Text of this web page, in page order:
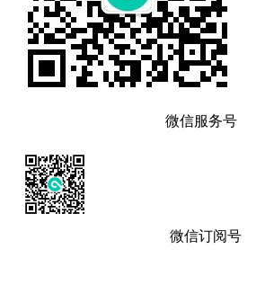
微信服务号
微信订阅号